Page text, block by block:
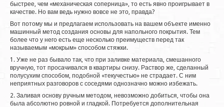
быстрее, чем «механическая соперница», то есть явно проигрывает в
качестве. Но вам ведь нужно вовсе не это, правда?
Вот потому мы и предлагаем использовать на вашем объекте именно
машинный метод создания основы для напольного покрытия. Тем
более что у него есть еще несколько преимуществ перед так
называемым «мокрым» способом стяжки.
1. Уже не раз бывало так, что при заливке материала, смешанного
вручную, тот просачивался в квартиры снизу. Раствор же, сделанный
полусухим способом, подобной «текучестью» не страдает. С ним
неприятных разговоров с соседями однозначно можно избежать.
2. Заливая основу ручным методом, невозможно добиться, чтобы она
была абсолютно ровной и гладкой. Потребуется дополнительная